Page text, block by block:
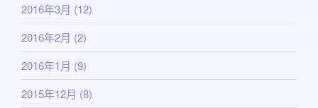
2016年3月 (12)
2016年2月 (2)
2016年1月 (9)
2015年12月 (8)